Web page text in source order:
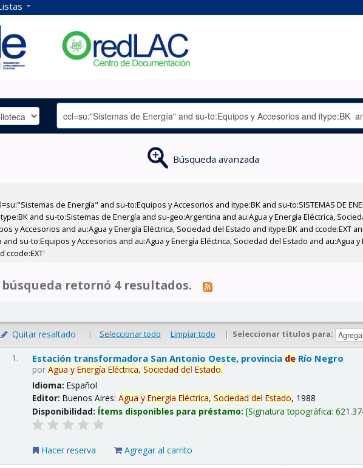
Búsqueda avanzada
de Energía" and su-to:Equipos y Accesorios and itype:BK and su-to:SISTEMAS DE
and su-to:Sistemas de Energía and su-geo:Argentina and au:Agua y Energía Eléctrica,
y Accesorios and au:Agua y Energía Eléctrica, Sociedad del Estado and itype:BK and ccode:EXT
su-to:Equipos y Accesorios and au:Agua y Energía Eléctrica, Sociedad del Estado and au:Agua
ccode:EXT'
búsqueda retornó 4 resultados.
Quitar resaltado | Seleccionar todo Limpiar todo | Seleccionar títulos para:
1. Estación transformadora San Antonio Oeste, provincia de Río Negro
porAgua y Energía Eléctrica, Sociedad delEstado.
Idioma:Español
Editor:Buenos Aires:Agua y Energía Eléctrica, Sociedad delEstado, 1988
Disponibilidad: Ítems disponibles para préstamo: Signatura topográfica:
Hacer reserva Agregar al carrito